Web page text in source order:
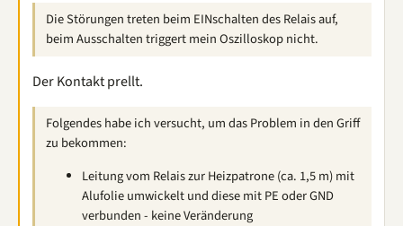
Die Störungen treten beim EINschalten des Relais auf,
beim Ausschalten triggert mein Oszilloskop nicht.
Der Kontakt prellt.
Folgendes habe ich versucht, um das Problem in den Griff
zu bekommen:
Leitung vom Relais zur Heizpatrone (ca. 1,5 m) mit
Alufolie umwickelt und diese mit PE oder GND
verbunden - keine Veränderung